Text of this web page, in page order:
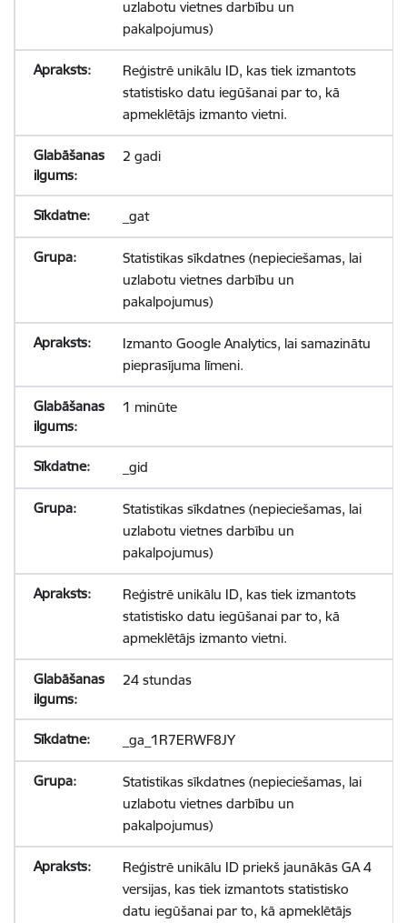
uzlabotu vietnes darbību un
pakalpojumus)
Reģistrē unikālu ID, kas tiek izmantots
statistisko datu iegūšanai par to, kā
apmeklētājs izmanto vietni.
2 gadi
_gat
Statistikas sīkdatnes (nepieciešamas, lai
uzlabotu vietnes darbību un
pakalpojumus)
Izmanto Google Analytics, lai samazinātu
pieprasījuma līmeni.
1 minūte
_gid
Statistikas sīkdatnes (nepieciešamas, lai
uzlabotu vietnes darbību un
pakalpojumus)
Reģistrē unikālu ID, kas tiek izmantots
statistisko datu iegūšanai par to, kā
apmeklētājs izmanto vietni.
24 stundas
_ga_1R7ERWF8JY
Statistikas sīkdatnes (nepieciešamas, lai
uzlabotu vietnes darbību un
pakalpojumus)
Reģistrē unikālu ID priekš jaunākās GA 4
versijas, kas tiek izmantots statistisko
datu iegūšanai par to, kā apmeklētājs